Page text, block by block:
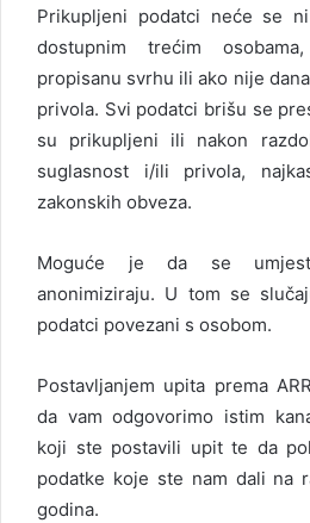
Prikupljeni podatci neće se
dostupnim trećim
propisanu svrhu ili ako nije
privola. Svi podatci brišu se
su prikupljeni ili nakon
suglasnost i/ili privola,
zakonskih obveza.
Moguće je da se
anonimiziraju. U tom se
podatci povezani s osobom.
Postavljanjem upita prema
da vam odgovorimo istim
koji ste postavili upit te da
podatke koje ste nam dali na
godina.